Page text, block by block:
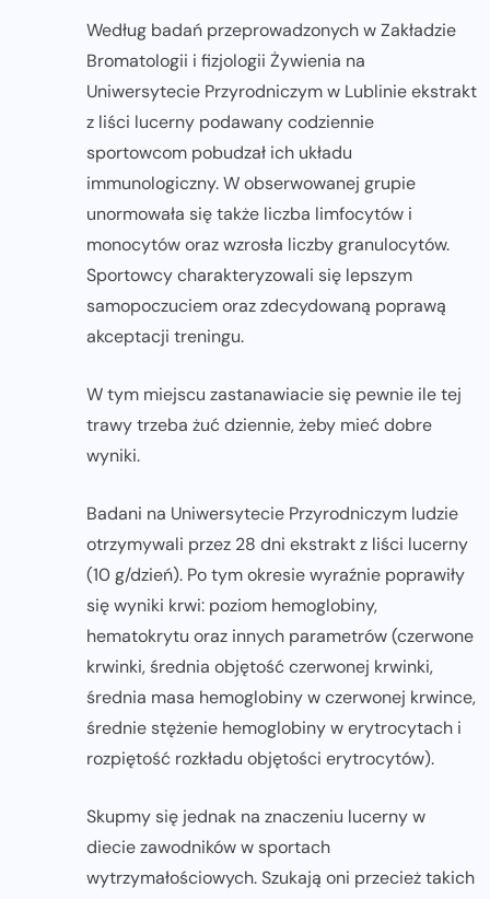
Według badań przeprowadzonych w Zakładzie
Bromatologii i fizjologii Żywienia na
Uniwersytecie Przyrodniczym w Lublinie ekstrakt
z liści lucerny podawany codziennie
sportowcom pobudzał ich układu
immunologiczny. W obserwowanej grupie
unormowała się także liczba limfocytów i
monocytów oraz wzrosła liczby granulocytów.
Sportowcy charakteryzowali się lepszym
samopoczuciem oraz zdecydowaną poprawą
akceptacji treningu.
W tym miejscu zastanawiacie się pewnie ile tej
trawy trzeba żuć dziennie, żeby mieć dobre
wyniki.
Badani na Uniwersytecie Przyrodniczym ludzie
otrzymywali przez 28 dni ekstrakt z liści lucerny
(10 g/dzień). Po tym okresie wyraźnie poprawiły
się wyniki krwi: poziom hemoglobiny,
hematokrytu oraz innych parametrów (czerwone
krwinki, średnia objętość czerwonej krwinki,
średnia masa hemoglobiny w czerwonej krwince,
średnie stężenie hemoglobiny w erytrocytach i
rozpiętość rozkładu objętości erytrocytów).
Skupmy się jednak na znaczeniu lucerny w
diecie zawodników w sportach
wytrzymałościowych. Szukają oni przecież takich